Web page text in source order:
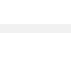
常容易上瘾。